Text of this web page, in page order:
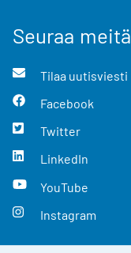
Seuraa meitä
Tilaa uutisviesti
Facebook
Twitter
LinkedIn
YouTube
Instagram